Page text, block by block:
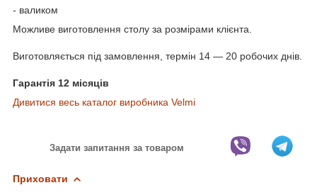
- валиком
Можливе виготовлення столу за розмірами клієнта.
Виготовляється під замовлення, термін 14 ― 20 робочих днів.
Гарантія 12 місяців
Дивитися весь каталог виробника Velmi
Задати запитання за товаром
Приховати